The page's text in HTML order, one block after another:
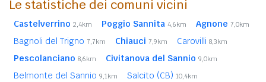
Le statistiche dei comuni vicini
Castelverrino 2,4km Poggio Sannita 4,6km Agnone 7,0km
Bagnoli del Trigno 7,7km Chiauci 7,9km Carovilli 8,3km
Pescolanciano 8,6km Civitanova del Sannio 9,0km
Belmonte del Sannio 9,1km Salcito (CB) 10,4km